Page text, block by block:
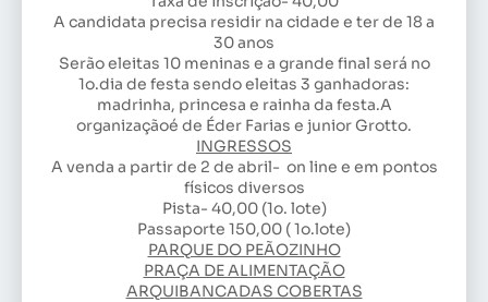
A candidata precisa residir na cidade e ter de 18 a
30 anos
Serão eleitas 10 meninas e a grande final será no
1o.dia de festa sendo eleitas 3 ganhadoras:
madrinha, princesa e rainha da festa.A
organizaçãoé de Éder Farias e junior Grotto.
INGRESSOS
A venda a partir de 2 de abril- on line e em pontos
físicos diversos
Pista- 40,00 (1o. lote)
Passaporte 150,00 ( 1o.lote)
PARQUE DO PEÃOZINHO
PRAÇA DE ALIMENTAÇÃO
ARQUIBANCADAS COBERTAS